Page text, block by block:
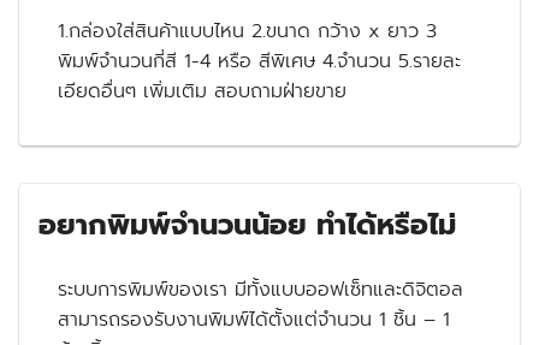
1.กล่องใส่สินค้าแบบไหน 2.ขนาด กว้าง x ยาว 3
พิมพ์จำนวนกี่สี 1-4 หรือ สีพิเศษ 4.จำนวน 5.รายละ
เอียดอื่นๆ เพิ่มเติม สอบถามฝ่ายขาย
อยากพิมพ์จำนวนน้อย ทำได้หรือไม่
ระบบการพิมพ์ของเรา มีทั้งแบบออฟเซ็ทและดิจิตอล
สามารถรองรับงานพิมพ์ได้ตั้งแต่จำนวน 1 ชิ้น – 1